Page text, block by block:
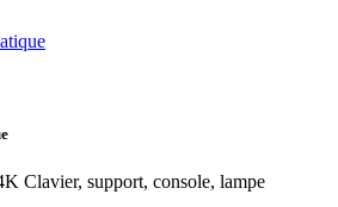
Clavier, support, console, lampe